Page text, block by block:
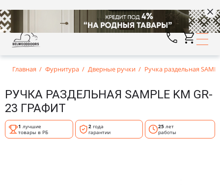
Главная Фурнитура Дверные ручки Ручка раздельная
РУЧКА РАЗДЕЛЬНАЯ SAMPLE KM GR-
23 ГРАФИТ
1 лучшие
товары в РБ
2года
гарантии
25 лет
работы